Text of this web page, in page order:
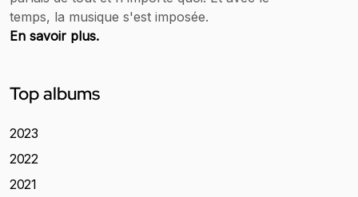
temps, la musique s'est imposée.
En savoir plus.
Top albums
2023
2022
2021